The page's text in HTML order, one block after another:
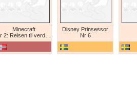
Minecraft
2: Reisen til verdens ende
Disney Prinsessor
Nr 6